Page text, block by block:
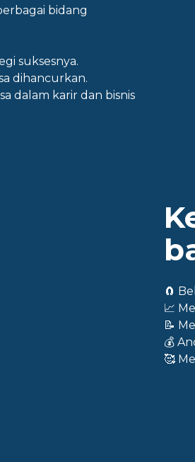
bidang
suksesnya.
dihancurkan.
dalam karir dan bisnis
🧲
📈
📝
💰
🥰